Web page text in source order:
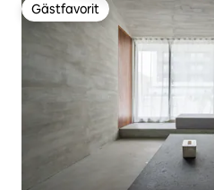
Gästfavorit
Gästfavorit